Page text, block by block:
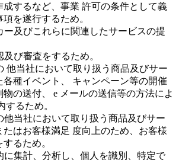
するなど、事業 許可の条件として義
を遂行するため。
ー及びこれらに関連したサービスの提
び審査をするため。
他当社において取り扱う商品及びサー
各種イベント、 キャンペーン等の開催
の送付、 e メールの送信等の方法によ
するため。
他当社において取り扱う商品及びサー
たはお客様満足 度向上のため、お客様
るため。
に集計、分析し、個人を識別、特定で